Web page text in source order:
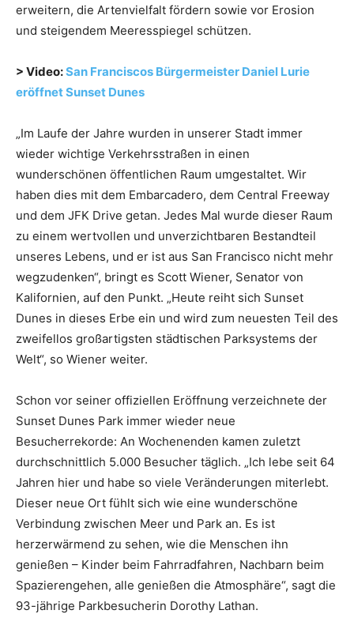
erweitern, die Artenvielfalt fördern sowie vor Erosion
und steigendem Meeresspiegel schützen.
> Video:San Franciscos Bürgermeister Daniel Lurie
eröffnet Sunset Dunes
„Im Laufe der Jahre wurden in unserer Stadt immer
wieder wichtige Verkehrsstraßen in einen
wunderschönen öffentlichen Raum umgestaltet. Wir
haben dies mit dem Embarcadero, dem Central Freeway
und dem JFK Drive getan. Jedes Mal wurde dieser Raum
zu einem wertvollen und unverzichtbaren Bestandteil
unseres Lebens, und er ist aus San Francisco nicht mehr
wegzudenken“, bringt es Scott Wiener, Senator von
Kalifornien, auf den Punkt. „Heute reiht sich Sunset
Dunes in dieses Erbe ein und wird zum neuesten Teil des
zweifellos großartigsten städtischen Parksystems der
Welt“, so Wiener weiter.
Schon vor seiner offiziellen Eröffnung verzeichnete der
Sunset Dunes Park immer wieder neue
Besucherrekorde: An Wochenenden kamen zuletzt
durchschnittlich 5.000 Besucher täglich. „Ich lebe seit 64
Jahren hier und habe so viele Veränderungen miterlebt.
Dieser neue Ort fühlt sich wie eine wunderschöne
Verbindung zwischen Meer und Park an. Es ist
herzerwärmend zu sehen, wie die Menschen ihn
genießen – Kinder beim Fahrradfahren, Nachbarn beim
Spazierengehen, alle genießen die Atmosphäre“, sagt die
93-jährige Parkbesucherin Dorothy Lathan.